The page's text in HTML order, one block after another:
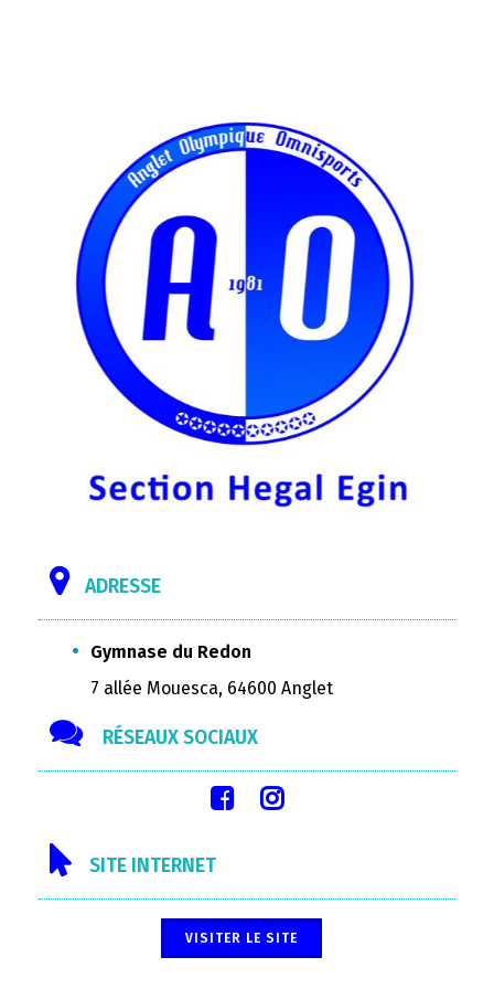
ADRESSE
Gymnase du Redon
7 allée Mouesca, 64600 Anglet
RÉSEAUX SOCIAUX
SITE INTERNET
VISITER LE SITE